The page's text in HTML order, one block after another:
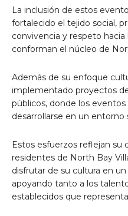
La inclusión de estos
fortalecido el tejido social,
convivencia y respeto
conforman el núcleo de
Además de su enfoque
implementado proyectos
públicos, donde los
desarrollarse en un entorno
Estos esfuerzos reflejan su
residentes de North Bay
disfrutar de su cultura en
apoyando tanto a los
establecidos que